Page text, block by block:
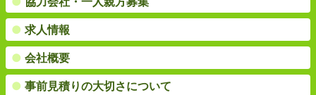
● 求人情報
● 会社概要
● 事前見積りの大切さについて